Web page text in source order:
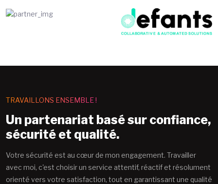
TRAVAILLONS ENSEMBLE !
Un partenariat basé sur confiance,
sécurité et qualité.
Votre sécurité est au cœur de mon engagement. Travailler
avec moi, c'est choisir un service attentif, réactif et résolument
orienté vers votre satisfaction, tout en garantissant une qualité